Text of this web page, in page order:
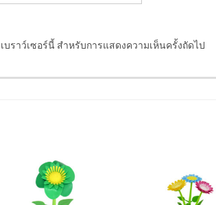
ราว์เซอร์นี้ สำหรับการแสดงความเห็นครั้งถัดไป